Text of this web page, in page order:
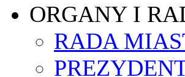
ORGANY I
RADA